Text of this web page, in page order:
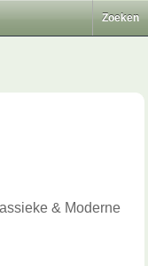
Zoeken
& Moderne